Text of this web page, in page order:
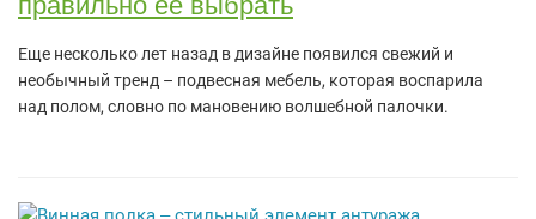
Еще несколько лет назад в дизайне появился свежий и
необычный тренд – подвесная мебель, которая воспарила
над полом, словно по мановению волшебной палочки.